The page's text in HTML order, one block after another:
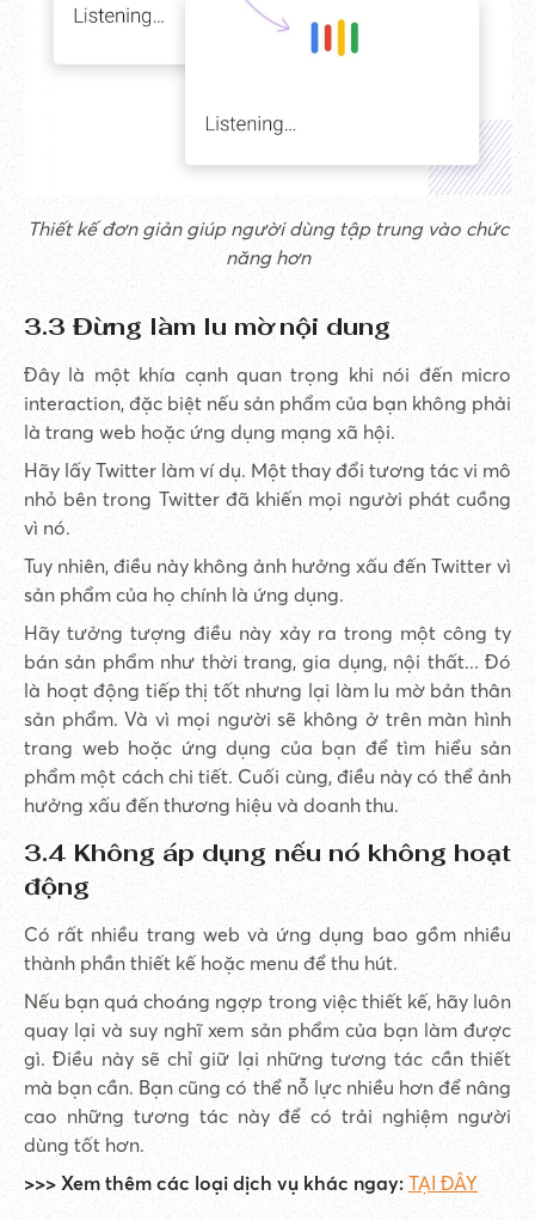
Thiết kế đơn giản giúp người dùng tập trung vào chức
năng hơn
3.3 Đừng làm lu mờ nội dung
Đây là một khía cạnh quan trọng khi nói đến micro
interaction, đặc biệt nếu sản phẩm của bạn không phải
là trang web hoặc ứng dụng mạng xã hội.
Hãy lấy Twitter làm ví dụ. Một thay đổi tương tác vi mô
nhỏ bên trong Twitter đã khiến mọi người phát cuồng
vì nó.
Tuy nhiên, điều này không ảnh hưởng xấu đến Twitter vì
sản phẩm của họ chính là ứng dụng.
Hãy tưởng tượng điều này xảy ra trong một công ty
bán sản phẩm như thời trang, gia dụng, nội thất... Đó
là hoạt động tiếp thị tốt nhưng lại làm lu mờ bản thân
sản phẩm. Và vì mọi người sẽ không ở trên màn hình
trang web hoặc ứng dụng của bạn để tìm hiểu sản
phẩm một cách chi tiết. Cuối cùng, điều này có thể ảnh
hưởng xấu đến thương hiệu và doanh thu.
3.4 Không áp dụng nếu nó không hoạt
động
Có rất nhiều trang web và ứng dụng bao gồm nhiều
thành phần thiết kế hoặc menu để thu hút.
Nếu bạn quá choáng ngợp trong việc thiết kế, hãy luôn
quay lại và suy nghĩ xem sản phẩm của bạn làm được
gì. Điều này sẽ chỉ giữ lại những tương tác cần thiết
mà bạn cần. Bạn cũng có thể nỗ lực nhiều hơn để nâng
cao những tương tác này để có trải nghiệm người
dùng tốt hơn.
>>> Xem thêm các loại dịch vụ khác ngay: TẠI ĐÂY